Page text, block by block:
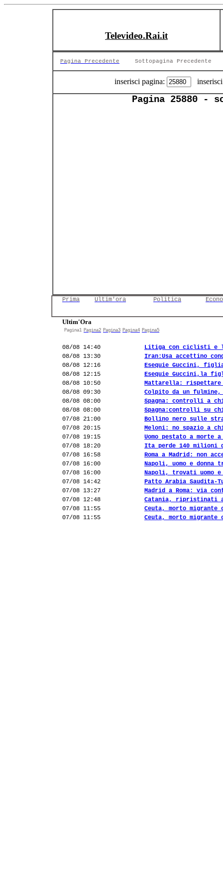
Televideo.Rai.it
Pagina Precedente Sottopagina Precedente
inserisci pagina:
Pagina 25880 -
Prima Ultim'ora Politica
Ultim'Ora
Pagina1 Pagina2 Pagina3 Pagina4 Pagina5
08/08 14:40
Litiga con ciclisti
08/08 13:30
Iran:Usa accettino
08/08 12:16
Esequie Guccini,
08/08 12:15
Esequie Guccini,la
08/08 10:50
Mattarella:
08/08 09:30
Colpito da un fulmine,
08/08 08:00
Spagna: controlli a
08/08 08:00
Spagna:controlli su
07/08 21:00
Bollino nero sulle
07/08 20:15
Meloni: no spazio a
07/08 19:15
Uomo pestato a morte
07/08 18:20
Ita perde 140 milioni
07/08 16:58
Roma a Madrid: non
07/08 16:00
Napoli, uomo e donna
07/08 16:00
Napoli, trovati uomo e
07/08 14:42
Patto Arabia Saudita-
07/08 13:27
Madrid a Roma: via
07/08 12:48
Catania, ripristinati
07/08 11:55
Ceuta, morto migrante
07/08 11:55
Ceuta, morto migrante